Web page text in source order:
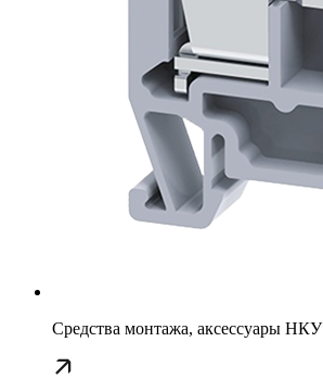
Средства монтажа, аксессуары НКУ